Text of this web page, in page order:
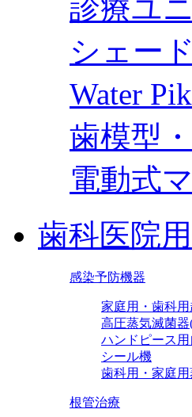
診療ユ
シェー
Water
歯模型
電動式
歯科医院用
感染予防機器
家庭用・歯科
高圧蒸気滅菌
ハンドピース
シール機
歯科用・家庭
根管治療